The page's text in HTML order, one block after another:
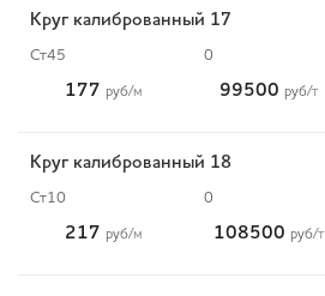
Круг калиброванный 17
Ст45 0
177 руб/м 99500 руб/т
Круг калиброванный 18
Ст10 0
217 руб/м 108500 руб/т